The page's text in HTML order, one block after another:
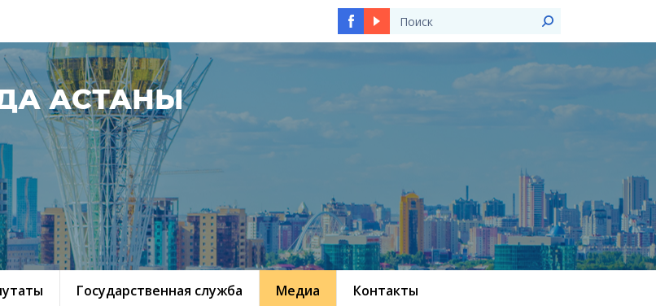
АСТАНЫ
Государственная служба Медиа Контакты